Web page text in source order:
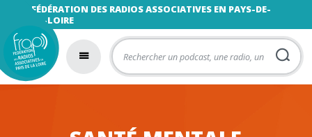
FÉDÉRATION DES RADIOS ASSOCIATIVES EN PAYS-DE-
LA-LOIRE